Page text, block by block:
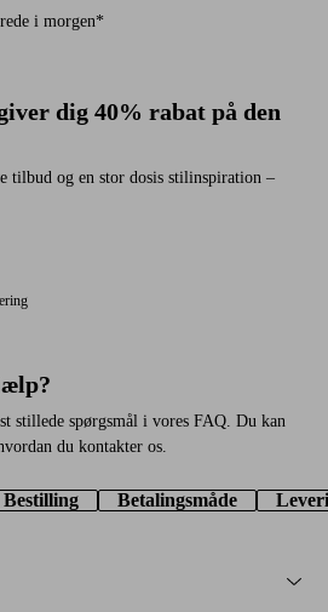
i morgen*
dig 40% rabat på den
tilbud og en stor dosis stilinspiration –
stillede spørgsmål i vores FAQ. Du kan
du kontakter os.
Bestilling Betalingsmåde